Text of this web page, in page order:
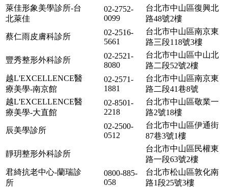
萊佳形象美學診所-台
北萊佳
02-2752-
0099
台北市中山區復興北
路48號2樓
蔡仁雨皮膚科診所
02-2516-
5661
台北市中山區南京東
路三段118號3樓
豐秀整形外科診所
02-2521-
8080
台北市中山區中山北
路二段52號2樓
越L'EXCELLENCE醫
療美學-南京館
02-2571-
1881
台北市中山區南京東
路二段41巷8號
越L'EXCELLENCE醫
療美學-大直館
02-8501-
2218
台北市中山區敬業一
路2號18樓
辰美學診所
02-2500-
0512
台北市中山區伊通街
87巷3號1樓
靜玥整形外科診所
台北市中山區民權東
路一段63號2樓
君綺抗老中心-蘭瑞診
所
0800-885-
058
台北市松山區敦化南
路1段25號3樓